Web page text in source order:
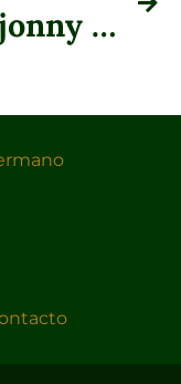
Playjonny Casino is Your Ticket to Thrilling Casino Action in UK